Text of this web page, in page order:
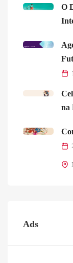
O
na
Ads